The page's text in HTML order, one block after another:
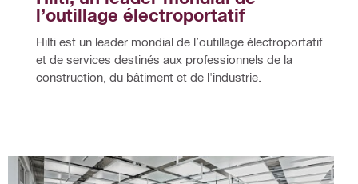
l’outillage électroportatif
Hilti est un leader mondial de l’outillage électroportatif
et de services destinés aux professionnels de la
construction, du bâtiment et de l'industrie.